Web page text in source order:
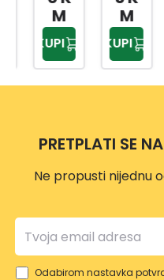
200
CM
KUPI
55X3
5 CM
KUPI
PRETPLATI SE
Ne propusti nijednu
Odabirom nastavka